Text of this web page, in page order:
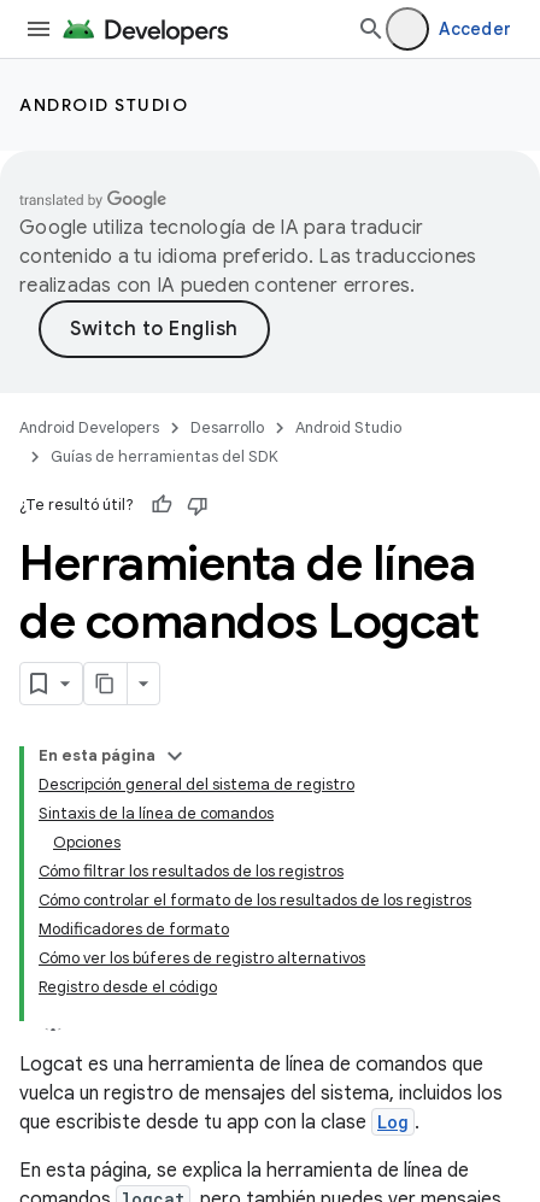
Acceder
ANDROID STUDIO
Google utiliza tecnología de IA para traducir
contenido a tu idioma preferido. Las traducciones
realizadas con IA pueden contener errores.
Android Developers Desarrollo
Android Studio
Guías de herramientas del SDK
¿Te resultó útil?
Herramienta de línea
de comandos Logcat
En esta página
Descripción general del sistema de registro
Sintaxis de la línea de comandos
Opciones
Cómo filtrar los resultados de los registros
Cómo controlar el formato de los resultados de los registros
Modificadores de formato
Cómo ver los búferes de registro alternativos
Registro desde el código
Logcat es una herramienta de línea de comandos que
vuelca un registro de mensajes del sistema, incluidos los
que escribiste desde tu app con la clase Log .
En esta página, se explica la herramienta de línea de